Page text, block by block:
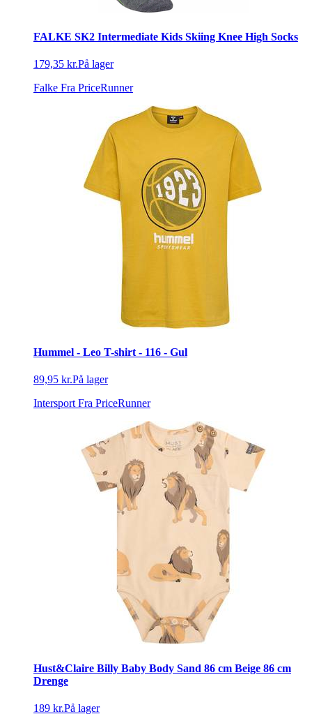
FALKE SK2 Intermediate Kids Skiing Knee High Socks
179,35 kr.På lager
Falke Fra PriceRunner
Hummel - Leo T-shirt - 116 - Gul
89,95 kr.På lager
Intersport Fra PriceRunner
Hust&Claire Billy Baby Body Sand 86 cm Beige 86 cm
Drenge
189 kr.På lager